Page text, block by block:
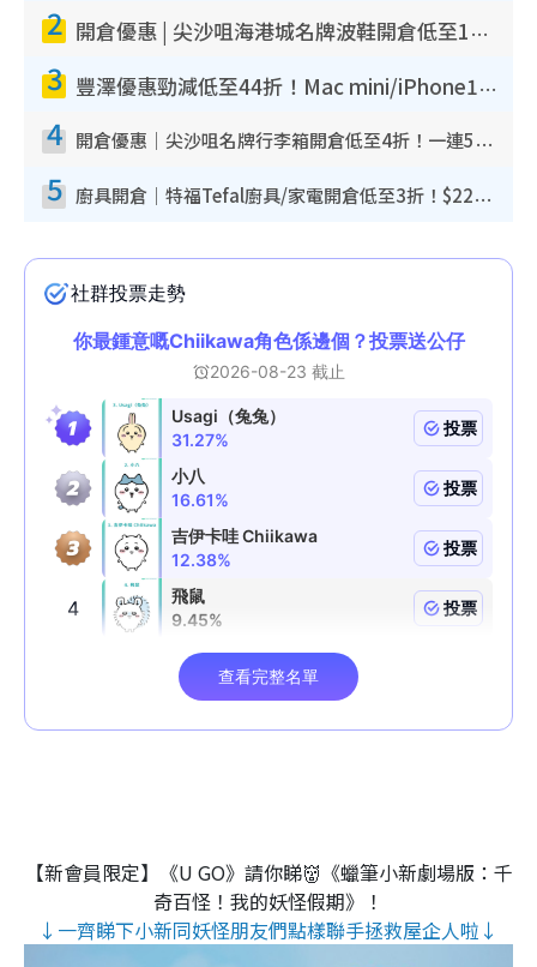
2 開倉優惠 | 尖沙咀海港城名牌波鞋開倉低至1折！On鞋$899起／Joy&Peace鞋履$98起
3 豐澤優惠勁減低至44折！Mac mini/iPhone17Pro大減價！廚房家電$220起
4 開倉優惠｜尖沙咀名牌行李箱開倉低至4折！一連5日 American Tourister/ace./Hallmark $200起！
5 廚具開倉｜特福Tefal廚具/家電開倉低至3折！$220起買平底鍋/炒鑊/湯煲！電飯煲/吸塵機/燙斗$418起
【新會員限定】《U GO》請你睇👹《蠟筆小新劇場版：千
奇百怪！我的妖怪假期》！
↓一齊睇下小新同妖怪朋友們點樣聯手拯救屋企人啦↓